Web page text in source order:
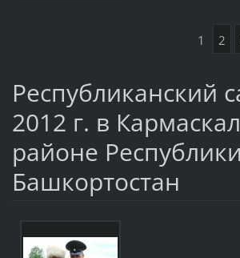
1 2
Республиканский
2012 г. в
районе Республики
Башкортостан